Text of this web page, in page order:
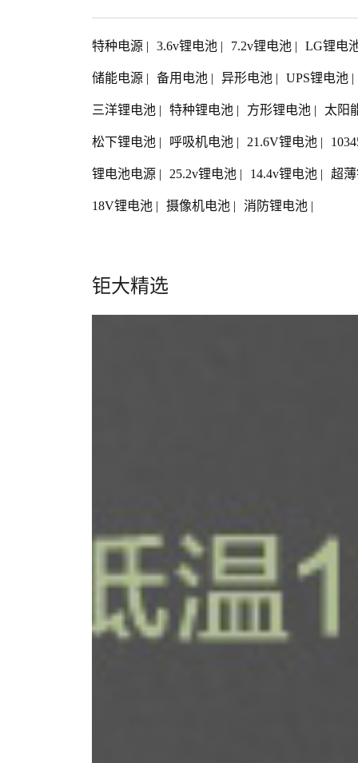
特种电源 | 3.6v锂电池 | 7.2v锂电池 | LG锂电
储能电源 | 备用电池 | 异形电池 | UPS锂电池 |
三洋锂电池 | 特种锂电池 | 方形锂电池 | 太阳
松下锂电池 | 呼吸机电池 | 21.6V锂电池 |
锂电池电源 | 25.2v锂电池 | 14.4v锂电池 | 超
18V锂电池 | 摄像机电池 | 消防锂电池 |
钜大精选